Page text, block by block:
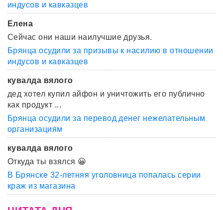
индусов и кавказцев
Елена
Сейчас они наши наилучшие друзья.
Брянца осудили за призывы к насилию в отношении
индусов и кавказцев
кувалда вялого
дед хотел купил айфон и уничтожить его публично
как продукт ...
Брянца осудили за перевод денег нежелательным
организациям
кувалда вялого
Откуда ты взялся 😀
В Брянске 32-летняя уголовница попалась серии
краж из магазина